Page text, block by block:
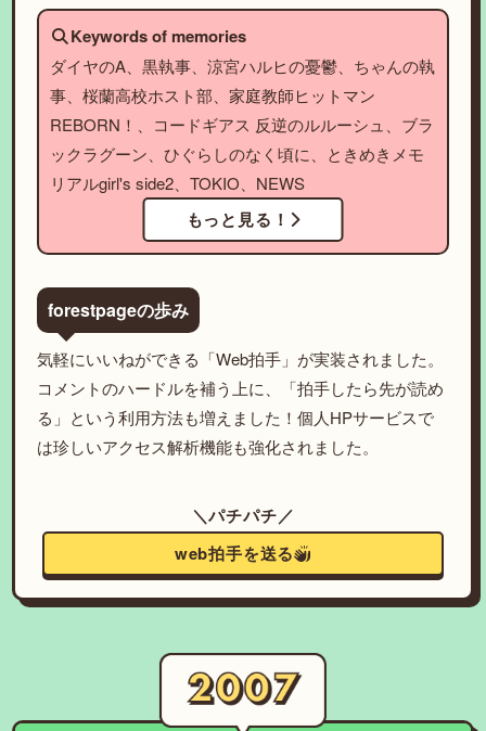
Keywords of memories
ダイヤのA、黒執事、涼宮ハルヒの憂鬱、ちゃんの執
事、桜蘭高校ホスト部、家庭教師ヒットマン
REBORN！、コードギアス 反逆のルルーシュ、ブラ
ックラグーン、ひぐらしのなく頃に、ときめきメモ
リアルgirl's side2、TOKIO、NEWS
もっと見る！
forestpageの歩み
気軽にいいねができる「Web拍手」が実装されました。
コメントのハードルを補う上に、「拍手したら先が読め
る」という利用方法も増えました！個人HPサービスで
は珍しいアクセス解析機能も強化されました。
＼パチパチ／
web拍手を送る